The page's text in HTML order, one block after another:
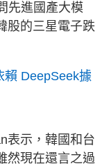
先進國產大模
股的三星電子跌
賴 DeepSeek據
表示，韓國和台
然現在還言之過